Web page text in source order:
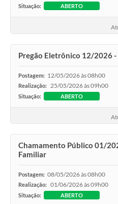
Situação: ABERTO
Pregão Eletrônico 12/2026 -
Postagem: 12/05/2026 às 08h00
Realização: 25/05/2026 às 09h00
Situação: ABERTO
Chamamento Público 01/
Familiar
Postagem: 08/05/2026 às 08h00
Realização: 01/06/2026 às 09h00
Situação: ABERTO